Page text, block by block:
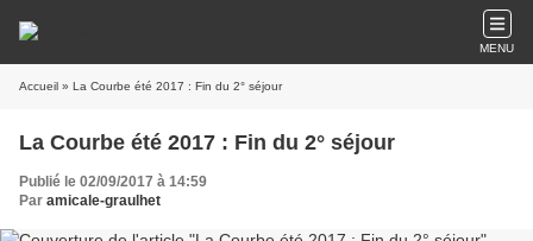
MENU
Accueil » La Courbe été 2017 : Fin du 2° séjour
La Courbe été 2017 : Fin du 2° séjour
Publié le 02/09/2017 à 14:59
Par amicale-graulhet